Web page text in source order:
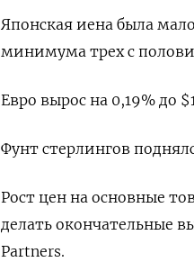
Японская иена была
минимума трех с
Евро вырос на 0,19% до
Фунт стерлингов
Рост цен на основные
делать окончательные
Partners.